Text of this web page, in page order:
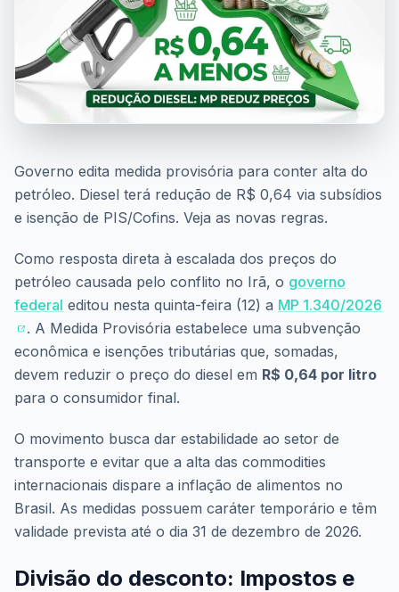
Governo edita medida provisória para conter alta do
petróleo. Diesel terá redução de R$ 0,64 via subsídios
e isenção de PIS/Cofins. Veja as novas regras.
Como resposta direta à escalada dos preços do
petróleo causada pelo conflito no Irã, o governo
federal editou nesta quinta-feira (12) a MP 1.340/2026
. A Medida Provisória estabelece uma subvenção
econômica e isenções tributárias que, somadas,
devem reduzir o preço do diesel em R$ 0,64 por litro
para o consumidor final.
O movimento busca dar estabilidade ao setor de
transporte e evitar que a alta das commodities
internacionais dispare a inflação de alimentos no
Brasil. As medidas possuem caráter temporário e têm
validade prevista até o dia 31 de dezembro de 2026.
Divisão do desconto: Impostos e